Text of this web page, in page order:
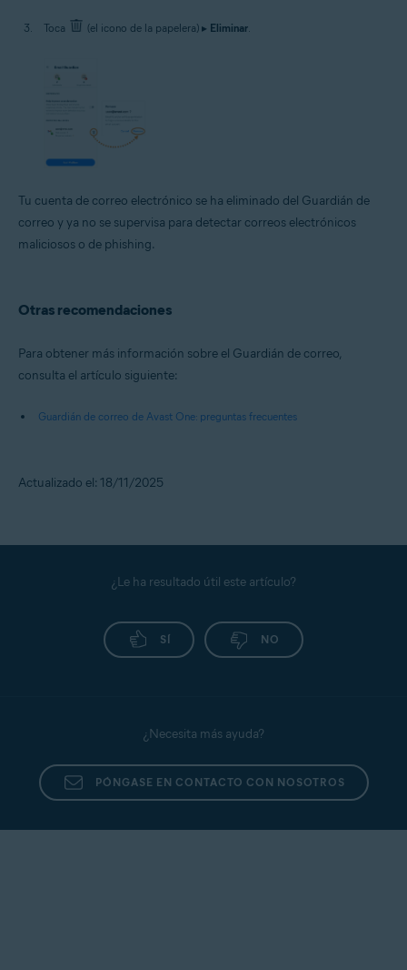
Toca (el icono de la papelera) ▸ Eliminar.
Tu cuenta de correo electrónico se ha eliminado del Guardián de
correo y ya no se supervisa para detectar correos electrónicos
maliciosos o de phishing.
Otras recomendaciones
Para obtener más información sobre el Guardián de correo,
consulta el artículo siguiente:
Guardián de correo de Avast One: preguntas frecuentes
Actualizado el: 18/11/2025
¿Le ha resultado útil este artículo?
SÍ NO
¿Necesita más ayuda?
PÓNGASE EN CONTACTO CON NOSOTROS